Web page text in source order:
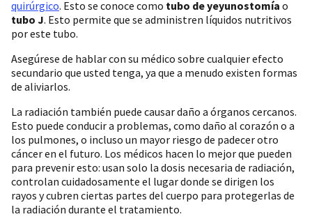
quirúrgico. Esto se conoce como tubo de yeyunostomía o
tubo J. Esto permite que se administren líquidos nutritivos
por este tubo.
Asegúrese de hablar con su médico sobre cualquier efecto
secundario que usted tenga, ya que a menudo existen formas
de aliviarlos.
La radiación también puede causar daño a órganos cercanos.
Esto puede conducir a problemas, como daño al corazón o a
los pulmones, o incluso un mayor riesgo de padecer otro
cáncer en el futuro. Los médicos hacen lo mejor que pueden
para prevenir esto: usan solo la dosis necesaria de radiación,
controlan cuidadosamente el lugar donde se dirigen los
rayos y cubren ciertas partes del cuerpo para protegerlas de
la radiación durante el tratamiento.